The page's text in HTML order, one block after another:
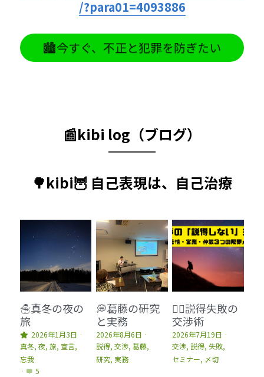
/?para01=4093886
🏙️今すぐ、不正と犯罪を防ぎたい
📰kibi log（ブログ）
🌳kibi🦉 自己表現は、自己治療
☃️真冬の夜の
旅
2026年1月3日 ·
真冬, 夜, 旅, 宣言,
忘我
·
5
💭葛藤の研究
と実務
2026年8月6日 ·
説得, 交渉, 葛藤,
研究, 実務
🕵️‍♂️説得失敗の
交渉術
2026年7月19日 ·
交渉, 説得, 失敗,
セミナー, 〆切